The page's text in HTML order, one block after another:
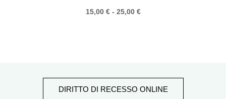
15,00 € - 25,00 €
DIRITTO DI RECESSO ONLINE